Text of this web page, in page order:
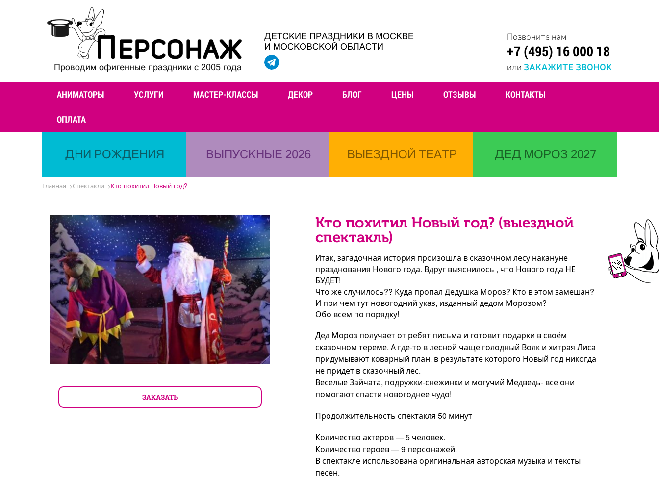
Проводим офигенные праздники с 2005 года
ДЕТСКИЕ ПРАЗДНИКИ В МОСКВЕ
И МОСКОВСКОЙ ОБЛАСТИ
Позвоните нам
+7 (495) 16 000 18
или ЗАКАЖИТЕ ЗВОНОК
АНИМАТОРЫ УСЛУГИ МАСТЕР-КЛАССЫ ДЕКОР БЛОГ ЦЕНЫ ОТЗЫВЫ КОНТАКТЫ
ОПЛАТА
ДНИ РОЖДЕНИЯ ВЫПУСКНЫЕ 2026 ВЫЕЗДНОЙ ТЕАТР ДЕД МОРОЗ 2027
Главная Спектакли Кто похитил Новый год?
ЗАКАЗАТЬ
Кто похитил Новый год? (выездной
спектакль)
Итак, загадочная история произошла в сказочном лесу накануне
празднования Нового года. Вдруг выяснилось , что Нового года НЕ
БУДЕТ!
Что же случилось?? Куда пропал Дедушка Мороз? Кто в этом замешан?
И при чем тут новогодний указ, изданный дедом Морозом?
Обо всем по порядку!
Дед Мороз получает от ребят письма и готовит подарки в своём
сказочном тереме. А где-то в лесной чаще голодный Волк и хитрая Лиса
придумывают коварный план, в результате которого Новый год никогда
не придет в сказочный лес.
Веселые Зайчата, подружки-снежинки и могучий Медведь- все они
помогают спасти новогоднее чудо!
Продолжительность спектакля 50 минут
Количество актеров — 5 человек.
Количество героев — 9 персонажей.
В спектакле использована оригинальная авторская музыка и тексты
песен.